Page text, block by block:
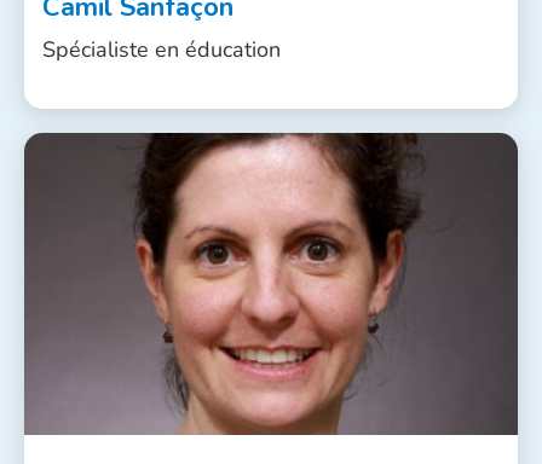
Camil Sanfaçon
Spécialiste en éducation